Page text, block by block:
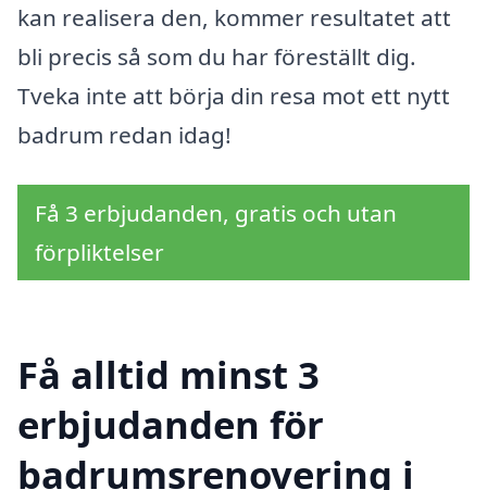
kan realisera den, kommer resultatet att
bli precis så som du har föreställt dig.
Tveka inte att börja din resa mot ett nytt
badrum redan idag!
Få 3 erbjudanden, gratis och utan
förpliktelser
Få alltid minst 3
erbjudanden för
badrumsrenovering i